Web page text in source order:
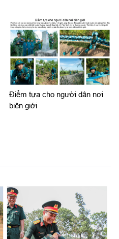
Điểm tựa cho người dân nơi
biên giới